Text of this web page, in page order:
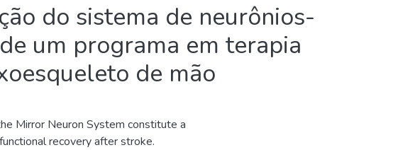
do sistema de neurônios-
um programa em terapia
de mão
Mirror Neuron System constitute a
recovery after stroke.